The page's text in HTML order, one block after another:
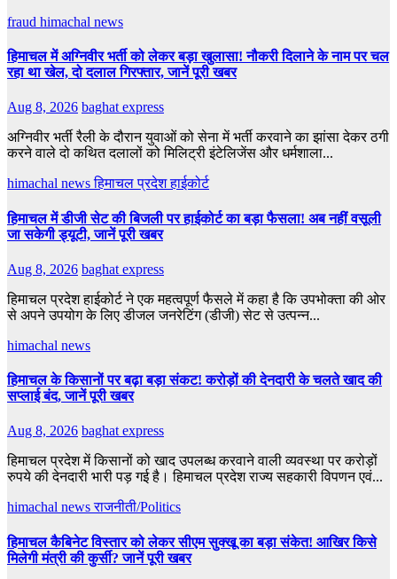
fraud himachal news
हिमाचल में अग्निवीर भर्ती को लेकर बड़ा खुलासा! नौकरी दिलाने के नाम पर चल
रहा था खेल, दो दलाल गिरफ्तार, जानें पूरी खबर
Aug 8, 2026 baghat express
अग्निवीर भर्ती रैली के दौरान युवाओं को सेना में भर्ती करवाने का झांसा देकर ठगी
करने वाले दो कथित दलालों को मिलिट्री इंटेलिजेंस और धर्मशाला...
himachal newsहिमाचल प्रदेश हाईकोर्ट
हिमाचल में डीजी सेट की बिजली पर हाईकोर्ट का बड़ा फैसला! अब नहीं वसूली
जा सकेगी ड्यूटी, जानें पूरी खबर
Aug 8, 2026 baghat express
हिमाचल प्रदेश हाईकोर्ट ने एक महत्वपूर्ण फैसले में कहा है कि उपभोक्ता की ओर
से अपने उपयोग के लिए डीजल जनरेटिंग (डीजी) सेट से उत्पन्न...
himachal news
हिमाचल के किसानों पर बढ़ा बड़ा संकट! करोड़ों की देनदारी के चलते खाद की
सप्लाई बंद, जानें पूरी खबर
Aug 8, 2026 baghat express
हिमाचल प्रदेश में किसानों को खाद उपलब्ध करवाने वाली व्यवस्था पर करोड़ों
रुपये की देनदारी भारी पड़ गई है। हिमाचल प्रदेश राज्य सहकारी विपणन एवं...
himachal newsराजनीती/Politics
हिमाचल कैबिनेट विस्तार को लेकर सीएम सुक्खू का बड़ा संकेत! आखिर किसे
मिलेगी मंत्री की कुर्सी? जानें पूरी खबर